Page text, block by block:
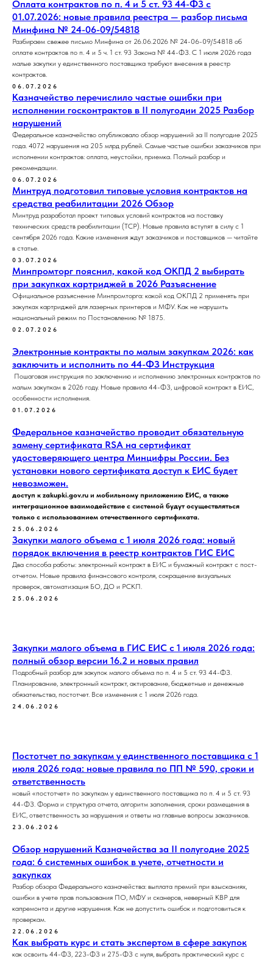
Оплата контрактов по п. 4 и 5 ст. 93 44-ФЗ с
01.07.2026: новые правила реестра — разбор письма
Минфина № 24-06-09/54818
Разбираем свежее письмо Минфина от 26.06.2026 № 24-06-09/54818 об
оплате контрактов по п. 4 и 5 ч. 1 ст. 93 Закона № 44-ФЗ. С 1 июля 2026 года
малые закупки у единственного поставщика требуют внесения в реестр
контрактов.
06.07.2026
Казначейство перечислило частые ошибки при
исполнении госконтрактов в II полугодии 2025 Разбор
нарушений
Федеральное казначейство опубликовало обзор нарушений за II полугодие 2025
года. 4072 нарушения на 205 млрд рублей. Самые частые ошибки заказчиков при
исполнении контрактов: оплата, неустойки, приемка. Полный разбор и
рекомендации.
06.07.2026
Минтруд подготовил типовые условия контрактов на
средства реабилитации 2026 Обзор
Минтруд разработал проект типовых условий контрактов на поставку
технических средств реабилитации (ТСР). Новые правила вступят в силу с 1
сентября 2026 года. Какие изменения ждут заказчиков и поставщиков — читайте
в статье.
03.07.2026
Минпромторг пояснил, какой код ОКПД 2 выбирать
при закупках картриджей в 2026 Разъяснение
Официальное разъяснение Минпромторга: какой код ОКПД 2 применять при
закупках картриджей для лазерных принтеров и МФУ. Как не нарушить
национальный режим по Постановлению № 1875.
02.07.2026
Электронные контракты по малым закупкам 2026: как
заключить и исполнить по 44-ФЗ Инструкция
Пошаговая инструкция по заключению и исполнению электронных контрактов по
малым закупкам в 2026 году. Новые правила 44-ФЗ, цифровой контракт в ЕИС,
особенности исполнения.
01.07.2026
Федеральное казначейство проводит обязательную
замену сертификата RSA на сертификат
удостоверяющего центра Минцифры России. Без
установки нового сертификата доступ к ЕИС будет
невозможен.
доступ к zakupki.gov.ru и мобильному приложению ЕИС, а также
интеграционное взаимодействие с системой будут осуществляться
только с использованием отечественного сертификата.
25.06.2026
Закупки малого объема с 1 июля 2026 года: новый
порядок включения в реестр контрактов ГИС ЕИС
Два способа работы: электронный контракт в ЕИС и бумажный контракт с пост-
отчетом. Новые правила финансового контроля, сокращение визуальных
проверок, автоматизация БО, ДО и РСКП.
25.06.2026
Закупки малого объема в ГИС ЕИС с 1 июля 2026 года:
полный обзор версии 16.2 и новых правил
Подробный разбор для закупок малого объема по п. 4 и 5 ст. 93 44-ФЗ.
Планирование, электронный контракт, актирование, бюджетные и денежные
обязательства, постотчет. Все изменения с 1 июля 2026 года.
24.06.2026
Постотчет по закупкам у единственного поставщика с 1
июля 2026 года: новые правила по ПП № 590, сроки и
ответственность
новый «постотчет» по закупкам у единственного поставщика по п. 4 и 5 ст. 93
44-ФЗ. Форма и структура отчета, алгоритм заполнения, сроки размещения в
ЕИС, ответственность за нарушения и ответы на главные вопросы заказчиков.
23.06.2026
Обзор нарушений Казначейства за II полугодие 2025
года: 6 системных ошибок в учете, отчетности и
закупках
Разбор обзора Федерального казначейства: выплата премий при взысканиях,
ошибки в учете прав пользования ПО, МФУ и сканеров, неверный КВР для
капремонта и другие нарушения. Как не допустить ошибок и подготовиться к
проверкам.
22.06.2026
Как выбрать курс и стать экспертом в сфере закупок
как освоить 44-ФЗ, 223-ФЗ и 275-ФЗ с нуля, выбрать практический курс с